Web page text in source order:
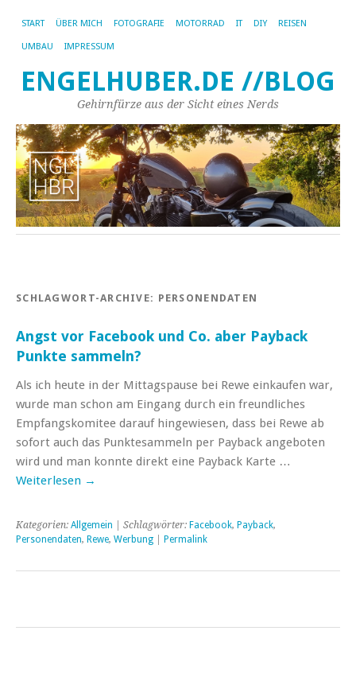
START ÜBER MICH FOTOGRAFIE MOTORRAD IT DIY REISEN
UMBAU IMPRESSUM
ENGELHUBER.DE //BLOG
Gehirnfürze aus der Sicht eines Nerds
SCHLAGWORT-ARCHIVE: PERSONENDATEN
Angst vor Facebook und Co. aber Payback
Punkte sammeln?
Als ich heute in der Mittagspause bei Rewe einkaufen war,
wurde man schon am Eingang durch ein freundliches
Empfangskomitee darauf hingewiesen, dass bei Rewe ab
sofort auch das Punktesammeln per Payback angeboten
wird und man konnte direkt eine Payback Karte …
Weiterlesen →
Kategorien: Allgemein | Schlagwörter: Facebook, Payback,
Personendaten, Rewe, Werbung Permalink